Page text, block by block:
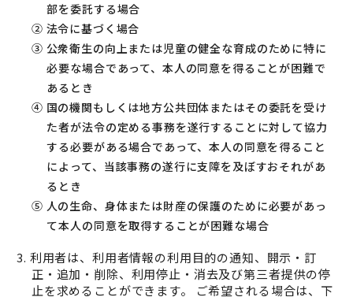
部を委託する場合
② 法令に基づく場合
③ 公衆衛生の向上または児童の健全な育成のために特に
必要な場合であって、本人の同意を得ることが困難で
あるとき
④ 国の機関もしくは地方公共団体またはその委託を受け
た者が法令の定める事務を遂行することに対して協力
する必要がある場合であって、本人の同意を得ること
によって、当該事務の遂行に支障を及ぼすおそれがあ
るとき
⑤ 人の生命、身体または財産の保護のために必要があっ
て本人の同意を取得することが困難な場合
3. 利用者は、利用者情報の利用目的の通知、開示・訂
正・追加・削除、利用停止・消去及び第三者提供の停
止を求めることができます。 ご希望される場合は、下